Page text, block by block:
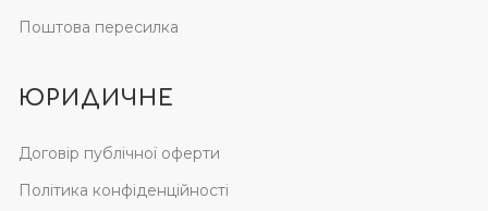
Поштова пересилка
ЮРИДИЧНЕ
Договір публічної оферти
Політика конфіденційності